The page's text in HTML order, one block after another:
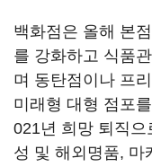
백화점은 올해 본
를 강화하고 식품
며 동탄점이나 프
미래형 대형 점포
021년 희망 퇴직
성 및 해외명품, 마